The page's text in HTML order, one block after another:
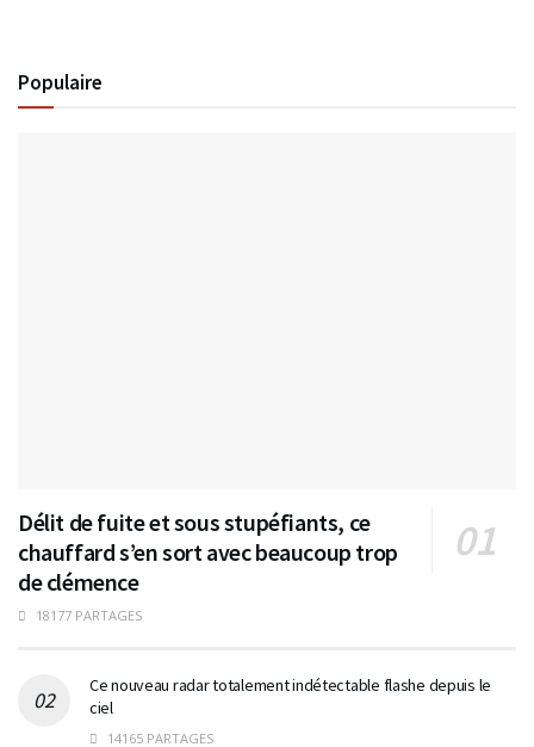
Populaire
Délit de fuite et sous stupéfiants, ce
chauffard s’en sort avec beaucoup trop
de clémence
18177 PARTAGES
Ce nouveau radar totalement indétectable flashe depuis le
ciel
14165 PARTAGES